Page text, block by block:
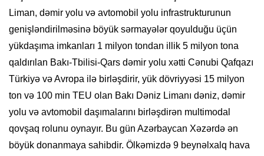
Liman, dəmir yolu və avtomobil yolu infrastrukturunun
genişləndirilməsinə böyük sərmayələr qoyulduğu üçün
yükdaşıma imkanları 1 milyon tondan illik 5 milyon tona
qaldırılan Bakı-Tbilisi-Qars dəmir yolu xətti Cənubi Qafqazı
Türkiyə və Avropa ilə birləşdirir, yük dövriyyəsi 15 milyon
ton və 100 min TEU olan Bakı Dəniz Limanı dəniz, dəmir
yolu və avtomobil daşımalarını birləşdirən multimodal
qovşaq rolunu oynayır. Bu gün Azərbaycan Xəzərdə ən
böyük donanmaya sahibdir. Ölkəmizdə 9 beynəlxalq hava